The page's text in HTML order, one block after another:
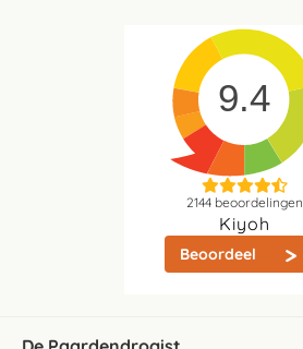
9.4
2144beoordelingen
Kiyoh
Beoordeel